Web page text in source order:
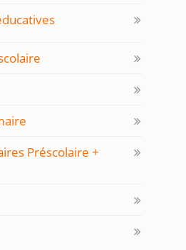
Préscolaire +